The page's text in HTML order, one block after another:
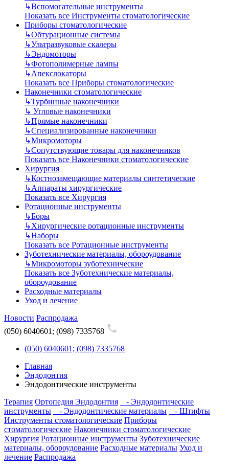
↳Вспомогательные инструменты
Показать все Инструменты стоматологические
Приборы стоматологические
↳Обтурационные системы
↳Ультразвуковые скалеры
↳Эндомоторы
↳Фотополимерные лампы
↳Апекслокаторы
Показать все Приборы стоматологические
Наконечники стоматологические
↳Турбинные наконечники
↳ Угловые наконечники
↳Прямые наконечники
↳Специализированные наконечники
↳Микромоторы
↳Сопутствующие товары для наконечников
Показать все Наконечники стоматологические
Хирургия
↳Костнозамещающие материалы синтетические
↳Аппараты хирургические
Показать все Хирургия
Ротационные инструменты
↳Боры
↳Хирургические ротационные инструменты
↳Наборы
Показать все Ротационные инструменты
Зуботехнические материалы, обороудование
↳Микромоторы зуботехнические
Показать все Зуботехнические материалы,
обороудование
Расходные материалы
Уход и лечение
Новости Распродажа
(050) 6040601; (098) 7335768
(050) 6040601; (098) 7335768
Главная
Эндодонтия
Эндодонтические инструменты
Терапия Ортопедия Эндодонтия
- Эндодонтические
инструменты
- Эндодонтические материалы
- Штифты
Инструменты стоматологические Приборы
стоматологические Наконечники стоматологические
Хирургия Ротационные инструменты Зуботехнические
материалы, обороудование Расходные материалы Уход и
лечение Распродажа